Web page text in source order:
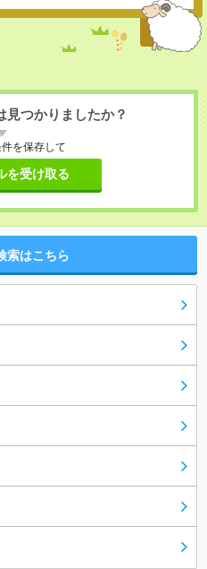
見つかりましたか？
を保存して
を受け取る
索はこちら